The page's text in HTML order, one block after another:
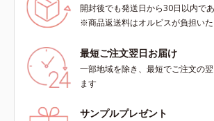
開封後でも発送日から30日以内で
※商品返送料はオルビスが負担い
最短ご注文翌日お届け
一部地域を除き、最短でご注文の
ます
サンプルプレゼント